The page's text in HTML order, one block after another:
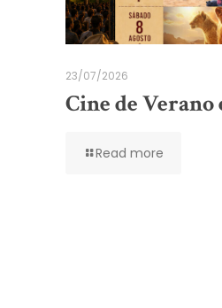
23/07/2026
Cine de
Read more